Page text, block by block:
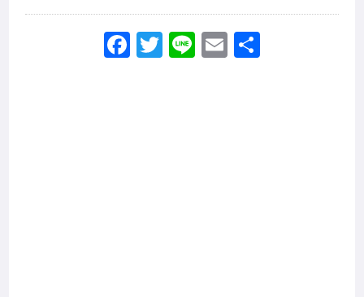
Facebook
Twitter
LineEmail